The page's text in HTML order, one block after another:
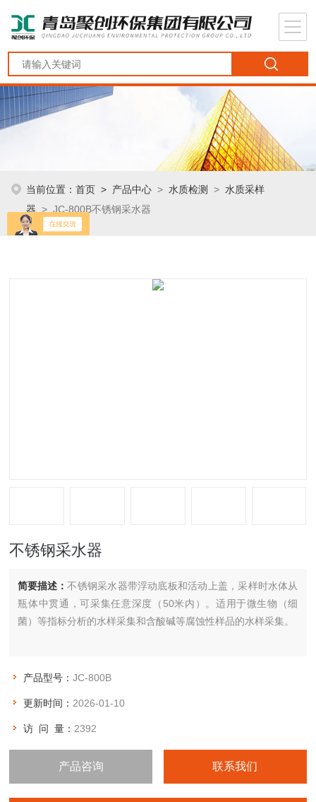
当前位置：首页 > 产品中心 >水质检测 >水质采样
器 > JC-800B不锈钢采水器
不锈钢采水器
简要描述：不锈钢采水器带浮动底板和活动上盖，采样时水体从
瓶体中贯通，可采集任意深度（50米内）。适用于微生物（细
菌）等指标分析的水样采集和含酸碱等腐蚀性样品的水样采集。
产品型号：JC-800B
更新时间： 2026-01-10
访 问 量： 2392
产品咨询 联系我们